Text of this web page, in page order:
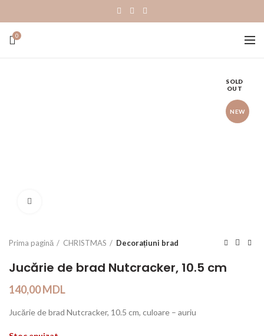
0
SOLD
OUT
NEW
Prima pagină CHRISTMAS Decorațiuni brad
Jucărie de brad Nutcracker, 10.5 cm
140,00MDL
Jucărie de brad Nutcracker, 10.5 cm, culoare – auriu